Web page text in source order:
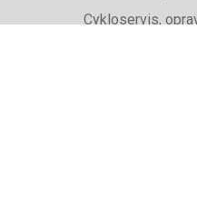
Cykloservis,